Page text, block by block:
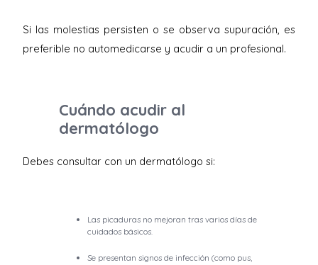
Si las molestias persisten o se observa supuración, es
preferible no automedicarse y acudir a un profesional.
Cuándo acudir al
dermatólogo
Debes consultar con un dermatólogo si:
Las picaduras no mejoran tras varios días de
cuidados básicos.
Se presentan signos de infección (como pus,